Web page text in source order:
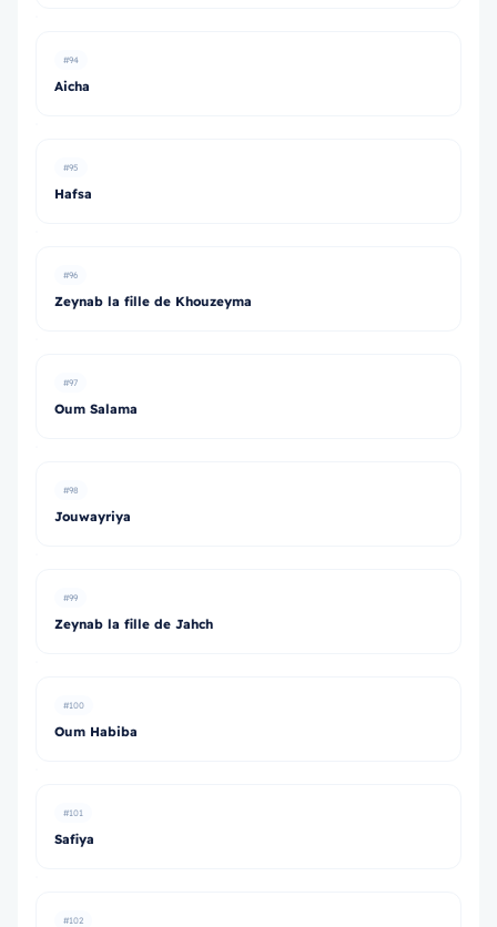
#94
Aicha
#95
Hafsa
#96
Zeynab la fille de Khouzeyma
#97
Oum Salama
#98
Jouwayriya
#99
Zeynab la fille de Jahch
#100
Oum Habiba
#101
Safiya
#102